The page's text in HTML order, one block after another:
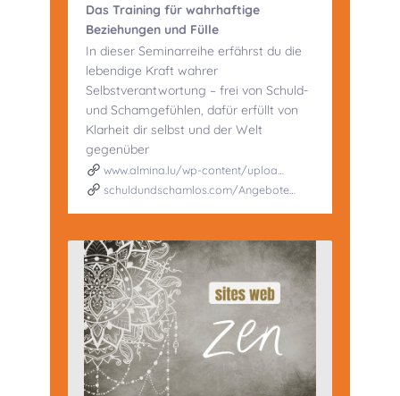
Das Training für wahrhaftige
Beziehungen und Fülle
In dieser Seminarreihe erfährst du die
lebendige Kraft wahrer
Selbstverantwortung – frei von Schuld-
und Schamgefühlen, dafür erfüllt von
Klarheit dir selbst und der Welt
gegenüber
www.almina.lu/wp-content/uploa…
schuldundschamlos.com/Angebote…